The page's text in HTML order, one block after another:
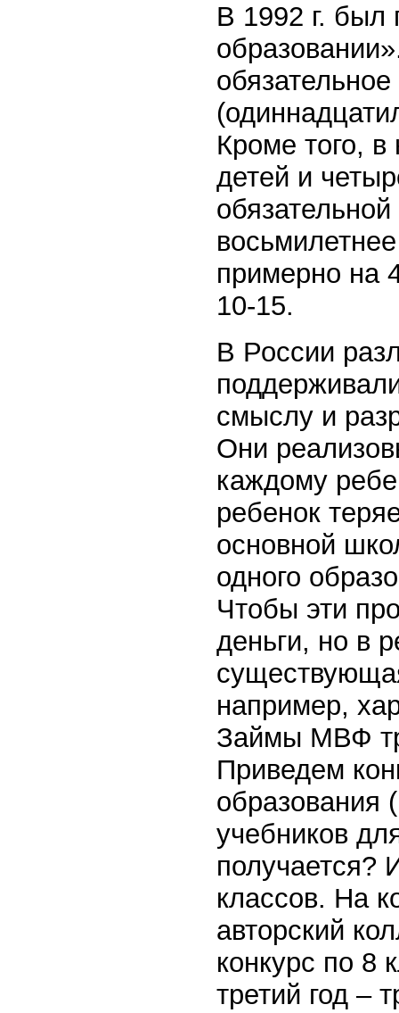
В 1992 г. был
Кроме того,
детей и
примерно на
10-15.
В России
смыслу и
Они
каждому
ребенок
основной
одного
Чтобы эти
деньги, но в
например,
Займы МВФ
Приведем
образования
учебников
получается?
классов. На
авторский
конкурс по 8
третий год –